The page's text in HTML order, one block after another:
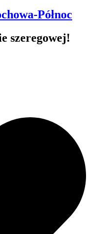
Północ
szeregowej!